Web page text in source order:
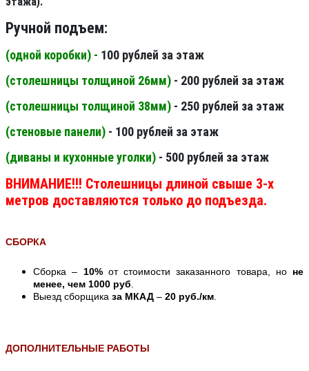
Ручной подъем:
(одной коробки) - 100 рублей за этаж
(столешницы толщиной 26мм) - 200 рублей за этаж
(столешницы толщиной 38мм) - 250 рублей за этаж
(стеновые панели) - 100 рублей за этаж
(диваны и кухонные уголки) - 500 рублей за этаж
ВНИМАНИЕ!!! Столешницы длиной свыше 3-х
метров доставляются только до подъезда.
СБОРКА
Сборка – 10%от стоимости заказанного товара, но не
менее, чем 1000 руб
Выезд сборщика за МКАД – 20 руб./км
ДОПОЛНИТЕЛЬНЫЕ РАБОТЫ